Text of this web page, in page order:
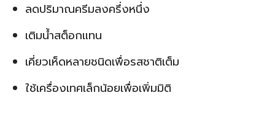
ลดปริมาณครีมลงครึ่งหนึ่ง
เติมน้ำสต็อกแทน
เคี่ยวเห็ดหลายชนิดเพื่อรสชาติเต็ม
ใช้เครื่องเทศเล็กน้อยเพื่อเพิ่มมิติ